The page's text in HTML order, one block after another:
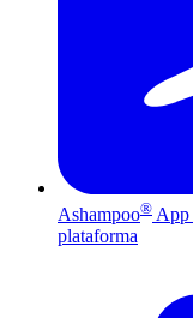
Ashampoo® App
plataforma